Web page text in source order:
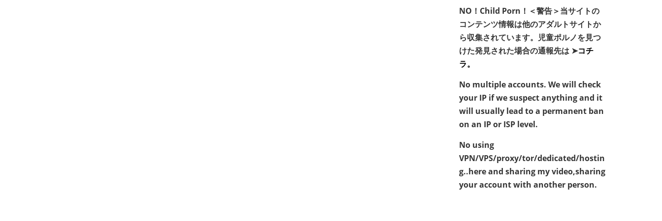
NO！Child Porn！＜警告＞当サイトの
コンテンツ情報は他のアダルトサイトか
ら収集されています。児童ポルノを見つ
けた発見された場合の通報先は ➤コチ
ラ。
No multiple accounts. We will check
your IP if we suspect anything and it
will usually lead to a permanent ban
on an IP or ISP level.
No using
VPN/VPS/proxy/tor/dedicated/hostin
g..here and sharing my video,sharing
your account with another person.